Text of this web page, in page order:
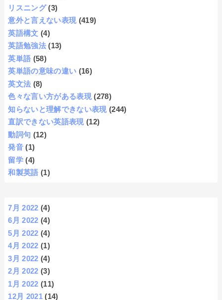
リスニング (3)
意外と言えない表現 (419)
英語構文 (4)
英語勉強法 (13)
英単語 (58)
英単語の意味の違い (16)
英文法 (8)
色々な言い方がある表現 (278)
知らないと理解できない表現 (244)
直訳できない英語表現 (12)
動詞句 (12)
発音 (1)
留学 (4)
和製英語 (1)
7月 2022 (4)
6月 2022 (4)
5月 2022 (4)
4月 2022 (1)
3月 2022 (4)
2月 2022 (3)
1月 2022 (11)
12月 2021 (14)